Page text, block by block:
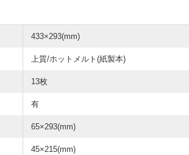
433×293(mm)
上質/ホットメルト(紙製本)
13枚
有
65×293(mm)
45×215(mm)